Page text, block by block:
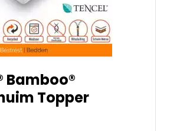
Bamboo®
Topper